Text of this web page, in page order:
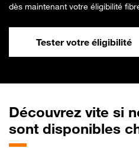
dès maintenant votre éligibilité
Tester votre éligibilité
Découvrez vite si
sont disponibles